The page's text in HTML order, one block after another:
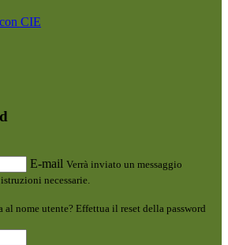
CIE
E-mail Verrà inviato un messaggio
necessarie.
al nome utente? Effettua il reset della password